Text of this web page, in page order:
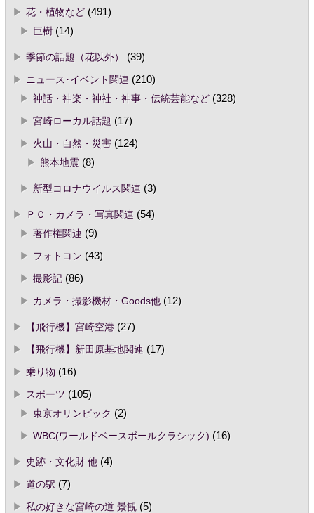
花・植物など(491)
巨樹(14)
季節の話題（花以外）
(39)
ニュース･イベント関連 (210)
神話・神楽・神社・神事・伝統芸能など(328)
宮崎ローカル話題 (17)
火山・自然・災害(124)
熊本地震(8)
新型コロナウイルス関連 (3)
ＰＣ・カメラ・写真関連 (54)
著作権関連 (9)
フォトコン (43)
撮影記(86)
カメラ・撮影機材・Goods他(12)
【飛行機】宮崎空港(27)
【飛行機】新田原基地関連 (17)
乗り物 (16)
スポーツ (105)
東京オリンピック (2)
WBC(ワールドベースボールクラシック) (16)
史跡・文化財 他(4)
道の駅 (7)
私の好きな宮崎の道 景観 (5)